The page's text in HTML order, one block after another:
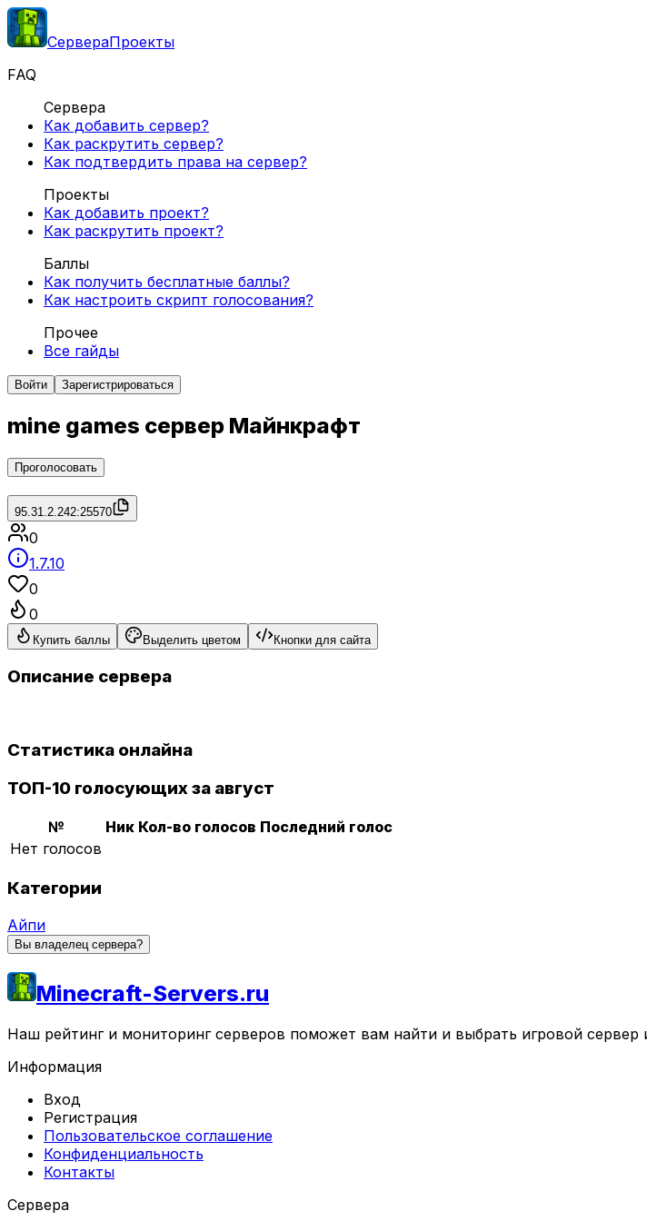
СервераПроекты
FAQ
Сервера
Как добавить сервер?
Как раскрутить сервер?
Как подтвердить права на сервер?
Проекты
Как добавить проект?
Как раскрутить проект?
Баллы
Как получить бесплатные баллы?
Как настроить скрипт голосования?
Прочее
Все гайды
Войти Зарегистрироваться
mine games сервер Майнкрафт
Проголосовать
95.31.2.242:25570
0
1.7.10
0
0
Купить баллы Выделить цветом Кнопки для сайта
Описание сервера
Статистика онлайна
ТОП-10 голосующих за август
№ Ник Кол-во голосов Последний голос
Нет голосов
Категории
Айпи
Вы владелец сервера?
Minecraft-Servers.ru
Наш рейтинг и мониторинг серверов поможет вам найти и выбрать игровой
Информация
Вход
Регистрация
Пользовательское соглашение
Конфиденциальность
Контакты
Сервера